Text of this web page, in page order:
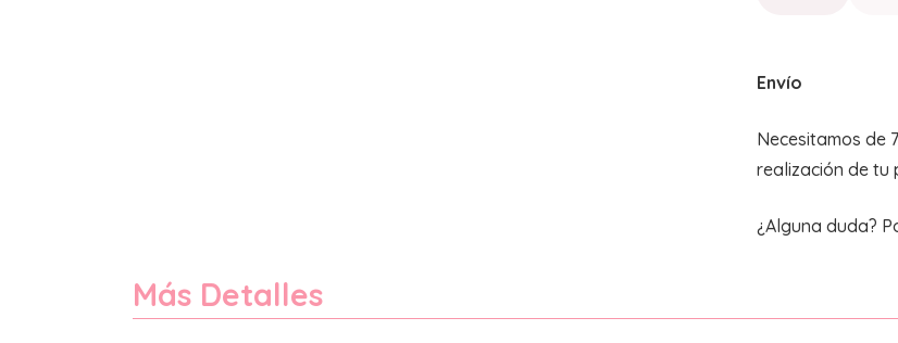
PERSONALIZADO
&
Mimos"
Envío
Necesitamos de
realización de tu
¿Alguna duda?
Más Detalles